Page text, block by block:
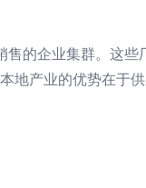
的企业集群。这
产业的优势在于